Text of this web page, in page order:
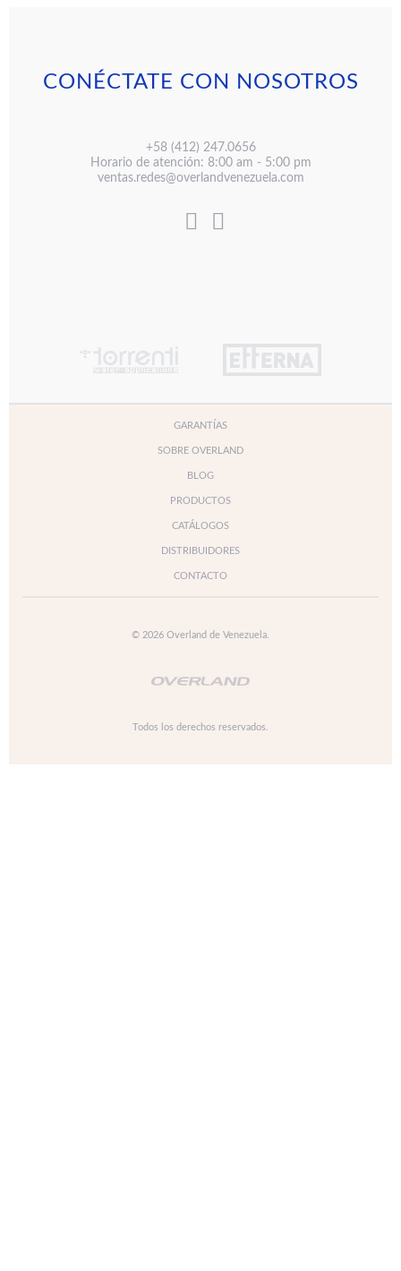
CONÉCTATE CON NOSOTROS
+58 (412) 247.0656
Horario de atención: 8:00 am - 5:00 pm
ventas.redes@overlandvenezuela.com
GARANTÍAS
SOBRE OVERLAND
BLOG
PRODUCTOS
CATÁLOGOS
DISTRIBUIDORES
CONTACTO
© 2026 Overland de Venezuela.
Todos los derechos reservados.